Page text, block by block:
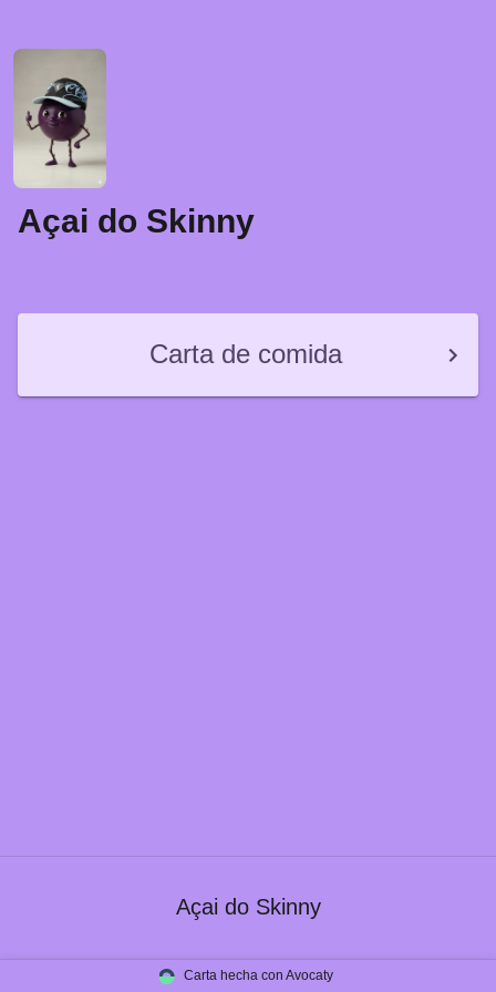
Açai do Skinny
Carta de comida
Açai do Skinny
Carta hecha con Avocaty